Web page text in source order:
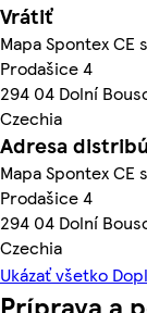
Vrátiť
Mapa Spontex CE
Prodašice 4
294 04 Dolní
Czechia
Adresa
Mapa Spontex CE
Prodašice 4
294 04 Dolní
Czechia
Ukázať všetko